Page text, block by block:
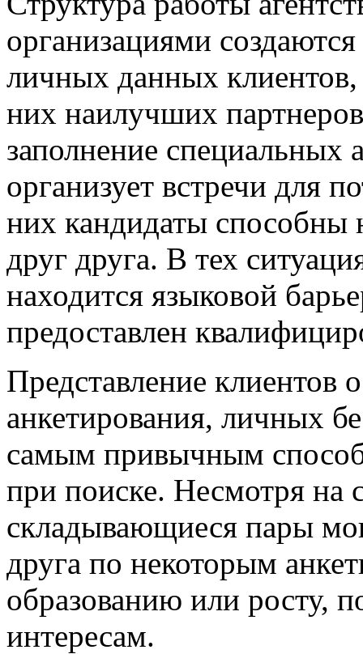
организациями
личных данных клиентов,
них наилучших
заполнение специальных
организует встречи для
них кандидаты способны
друг друга. В тех
находится языковой
предоставлен
Представление клиентов
анкетирования, личных
самым привычным
при поиске. Несмотря на
складывающиеся пары
друга по некоторым
образованию или росту,
интересам.